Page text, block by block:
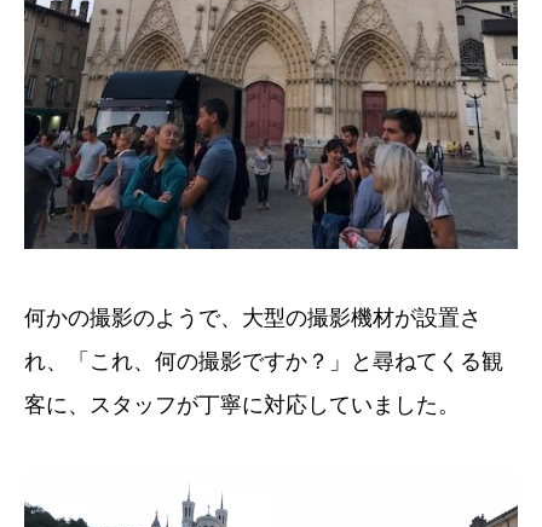
何かの撮影のようで、大型の撮影機材が設置さ
れ、「これ、何の撮影ですか？」と尋ねてくる観
客に、スタッフが丁寧に対応していました。